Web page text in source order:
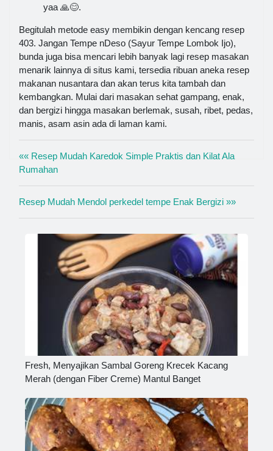
yaa 🙏😊.
Begitulah metode easy membikin dengan kencang resep
403. Jangan Tempe nDeso (Sayur Tempe Lombok Ijo),
bunda juga bisa mencari lebih banyak lagi resep masakan
menarik lainnya di situs kami, tersedia ribuan aneka resep
makanan nusantara dan akan terus kita tambah dan
kembangkan. Mulai dari masakan sehat gampang, enak,
dan bergizi hingga masakan berlemak, susah, ribet, pedas,
manis, asam asin ada di laman kami.
«« Resep Mudah Karedok Simple Praktis dan Kilat Ala
Rumahan
Resep Mudah Mendol perkedel tempe Enak Bergizi »»
Fresh, Menyajikan Sambal Goreng Krecek Kacang
Merah (dengan Fiber Creme) Mantul Banget